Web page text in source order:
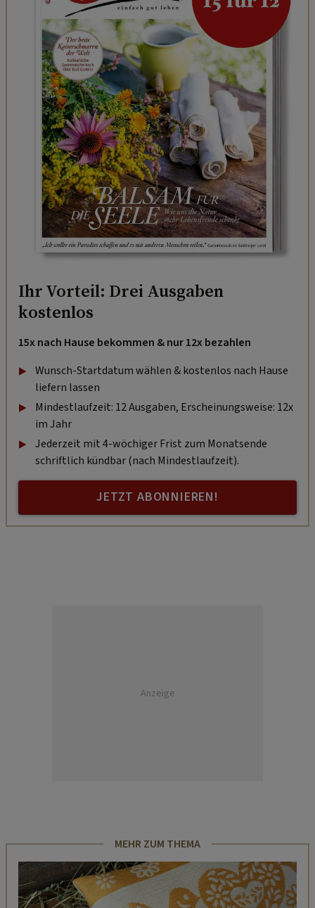
Ihr Vorteil: Drei Ausgaben
kostenlos
15x nach Hause bekommen & nur 12x bezahlen
Wunsch-Startdatum wählen & kostenlos nach Hause
liefern lassen
Mindestlaufzeit: 12 Ausgaben, Erscheinungsweise: 12x
im Jahr
Jederzeit mit 4-wöchiger Frist zum Monatsende
schriftlich kündbar (nach Mindestlaufzeit).
JETZT ABONNIEREN!
Anzeige
MEHR ZUM THEMA